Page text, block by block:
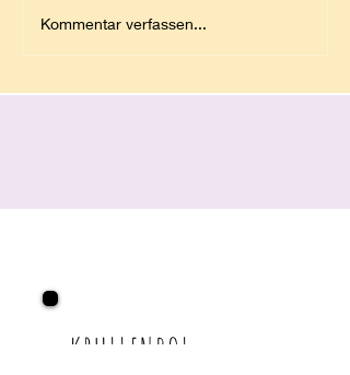
Kommentar verfassen...
KRULLENBOL